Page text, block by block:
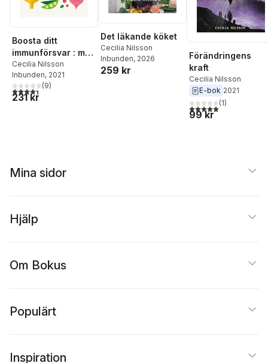
Boosta ditt
immunförsvar : med
god
antiinflammatorisk
mat
Cecilia Nilsson
Inbunden, 2021
4,4utav 5 stjärnor. Totalt antal röster:
(9)
231 kr
Det läkande köket
Cecilia Nilsson
Inbunden, 2026
259 kr
Förändringens
kraft
Cecilia Nilsson
E-bok 2021
5,0utav 5 stjärnor.
(1)
99 kr
Mina sidor
Hjälp
Om Bokus
Populärt
Inspiration